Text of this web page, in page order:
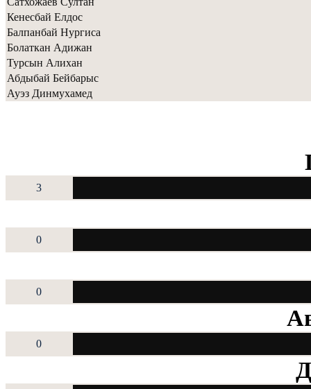
Кенесбай Елдос
Балпанбай Нургиса
Болаткан Адижан
Турсын Алихан
Абдыбай Бейбарыс
Ауэз Динмухамед
3
0
0
0